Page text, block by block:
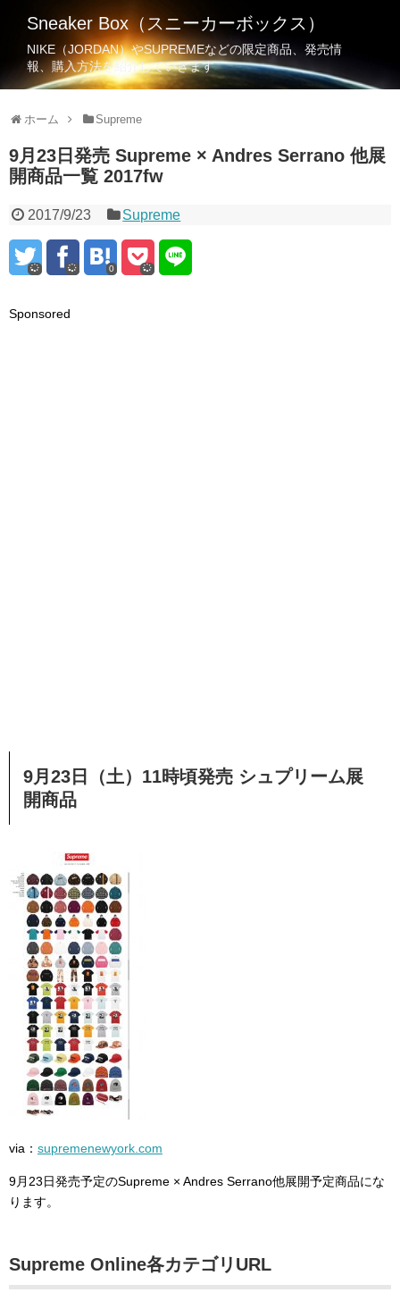
Sneaker Box（スニーカーボックス）
NIKE（JORDAN）やSUPREMEなどの限定商品、発売情
報、購入方法を紹介していきます
ホーム Supreme
9月23日発売 Supreme × Andres Serrano 他展
開商品一覧 2017fw
2017/9/23 Supreme
0
Sponsored
9月23日（土）11時頃発売 シュプリーム展
開商品
via： supremenewyork.com
9月23日発売予定のSupreme × Andres Serrano他展開予定商品にな
ります。
Supreme Online各カテゴリURL